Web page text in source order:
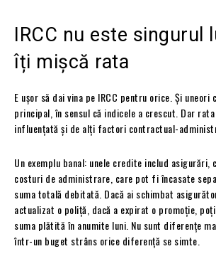
IRCC nu este singurul
îți mișcă rata
E ușor să dai vina pe IRCC pentru orice. Și uneori
principal, în sensul că indicele a crescut. Dar
influențată și de alți factori contractual-
Un exemplu banal: unele credite includ asigurări,
costuri de administrare, care pot fi încasate
suma totală debitată. Dacă ai schimbat
actualizat o poliță, dacă a expirat o promoție,
suma plătită în anumite luni. Nu sunt diferențe
într-un buget strâns orice diferență se simte.